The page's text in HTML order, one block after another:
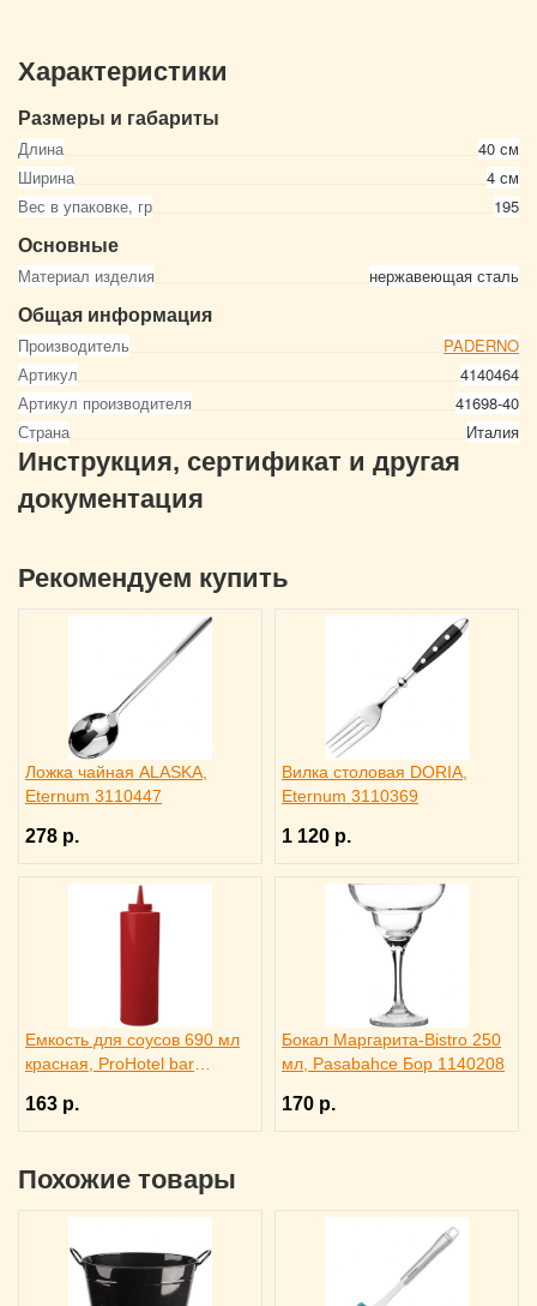
Характеристики
Размеры и габариты
Длина
40 см
Ширина
4 см
Вес в упаковке, гр
195
Основные
Материал изделия нержавеющая сталь
Общая информация
Производитель
PADERNO
Артикул
4140464
Артикул производителя
41698-40
Страна
Италия
Инструкция, сертификат и другая
документация
Рекомендуем купить
Ложка чайная ALASKA,
Eternum 3110447
278 р.
Вилка столовая DORIA,
Eternum 3110369
1 120 р.
Емкость для соусов 690 мл
красная, ProHotel bar
163 р.
Бокал Маргарита-Bistro 250
мл, Pasabahce Бор 1140208
170 р.
Похожие товары